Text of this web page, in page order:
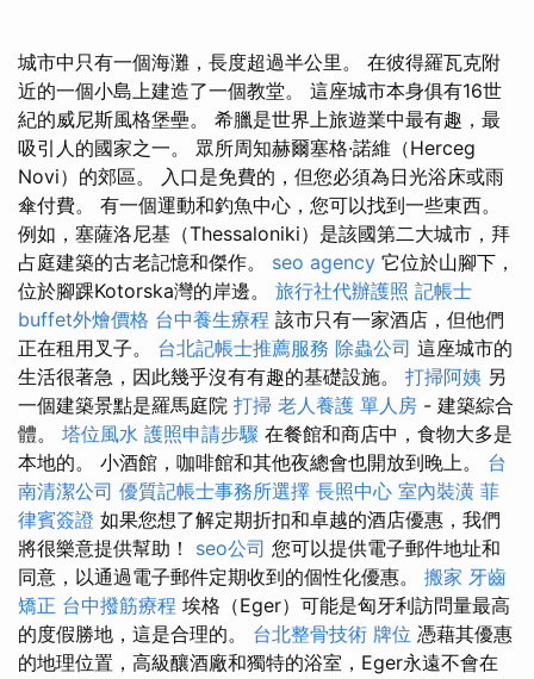
城市中只有一個海灘，長度超過半公里。 在彼得羅瓦克附
近的一個小島上建造了一個教堂。 這座城市本身俱有16世
紀的威尼斯風格堡壘。 希臘是世界上旅遊業中最有趣，最
吸引人的國家之一。 眾所周知赫爾塞格·諾維（Herceg
Novi）的郊區。 入口是免費的，但您必須為日光浴床或雨
傘付費。 有一個運動和釣魚中心，您可以找到一些東西。
例如，塞薩洛尼基（Thessaloniki）是該國第二大城市，拜
占庭建築的古老記憶和傑作。 seo agency 它位於山腳下，
位於腳踝Kotorska灣的岸邊。 旅行社代辦護照 記帳士
buffet外燴價格 台中養生療程 該市只有一家酒店，但他們
正在租用叉子。 台北記帳士推薦服務 除蟲公司 這座城市的
生活很著急，因此幾乎沒有有趣的基礎設施。 打掃阿姨 另
一個建築景點是羅馬庭院 打掃 老人養護 單人房 - 建築綜合
體。 塔位風水 護照申請步驟 在餐館和商店中，食物大多是
本地的。 小酒館，咖啡館和其他夜總會也開放到晚上。 台
南清潔公司 優質記帳士事務所選擇 長照中心 室內裝潢 菲
律賓簽證 如果您想了解定期折扣和卓越的酒店優惠，我們
將很樂意提供幫助！ seo公司 您可以提供電子郵件地址和
同意，以通過電子郵件定期收到的個性化優惠。 搬家 牙齒
矯正 台中撥筋療程 埃格（Eger）可能是匈牙利訪問量最高
的度假勝地，這是合理的。 台北整骨技術 牌位 憑藉其優惠
的地理位置，高級釀酒廠和獨特的浴室，Eger永遠不會在